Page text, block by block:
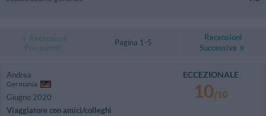
Pagina 1-5
Recensioni
Successive
Andrea
Germania
Giugno 2020
Viaggiatore con amici/colleghi
ECCEZIONALE
10/10